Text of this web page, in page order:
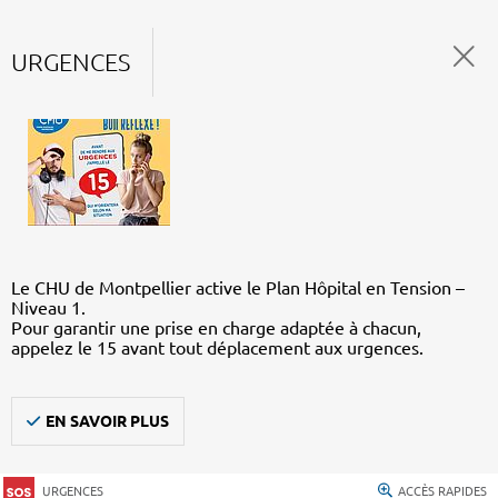
URGENCES
Le CHU de Montpellier active le Plan Hôpital en Tension –
Niveau 1.
Pour garantir une prise en charge adaptée à chacun,
appelez le 15 avant tout déplacement aux urgences.
EN SAVOIR PLUS
URGENCES ACCÈS RAPIDES